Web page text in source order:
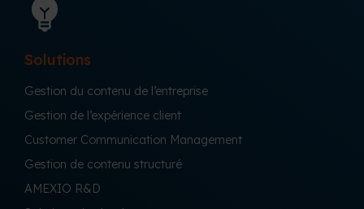
Solutions
Gestion du contenu de l’entreprise
Gestion de l’expérience client
Customer Communication Management
Gestion de contenu structuré
AMEXIO R&D